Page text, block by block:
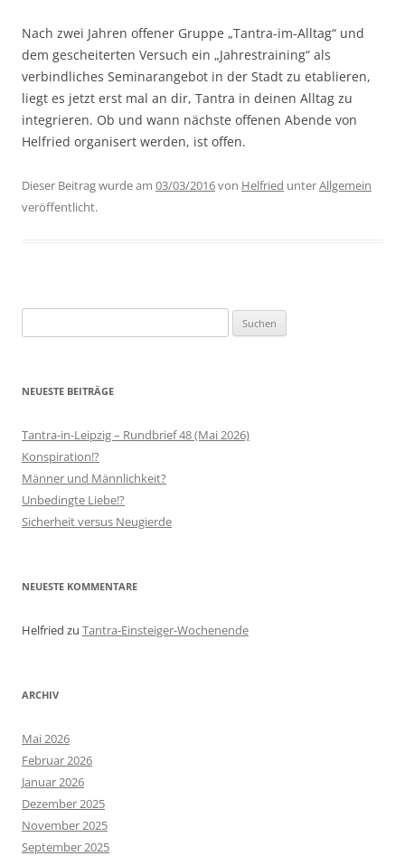
Nach zwei Jahren offener Gruppe „Tantra-im-Alltag“ und
dem gescheiterten Versuch ein „Jahrestraining“ als
verbindliches Seminarangebot in der Stadt zu etablieren,
liegt es jetzt erst mal an dir, Tantra in deinen Alltag zu
integrieren. Ob und wann nächste offenen Abende von
Helfried organisert werden, ist offen.
Dieser Beitrag wurde am 03/03/2016von Helfried unterAllgemein
veröffentlicht.
nach:
NEUESTE BEITRÄGE
Tantra-in-Leipzig – Rundbrief 48 (Mai 2026)
Konspiration!?
Männer und Männlichkeit?
Unbedingte Liebe!?
Sicherheit versus Neugierde
NEUESTE KOMMENTARE
Helfried zu Tantra-Einsteiger-Wochenende
ARCHIV
Mai 2026
Februar 2026
Januar 2026
Dezember 2025
November 2025
September 2025